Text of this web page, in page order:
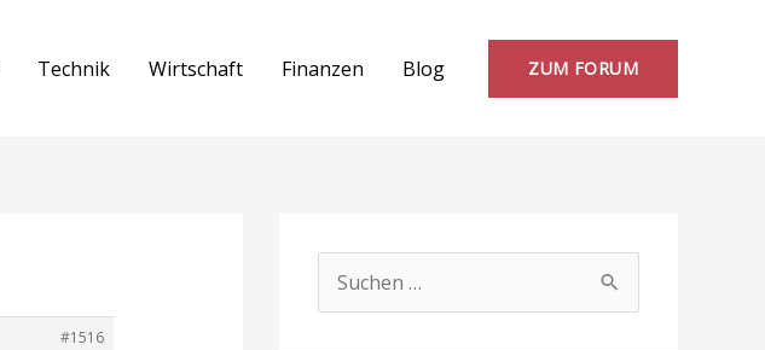
Technik Wirtschaft Finanzen Blog ZUM FORUM
#1516